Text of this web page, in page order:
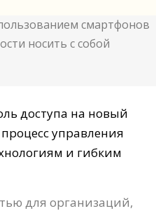
смартфонов
носить с собой
доступа на новый
управления
и гибким
для организаций,